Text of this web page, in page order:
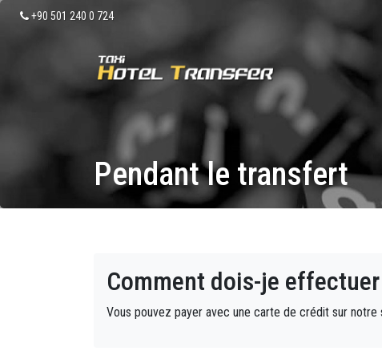
+90 501 240 0 724
Pendant le transfert
Comment dois-je
Vous pouvez payer avec une carte de crédit sur